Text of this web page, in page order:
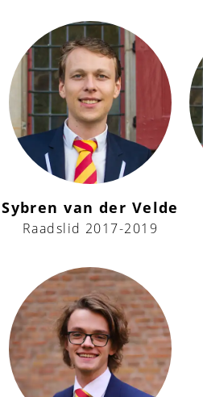
Sybren van der Velde
Raadslid 2017-2019